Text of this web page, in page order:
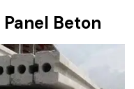
Beton